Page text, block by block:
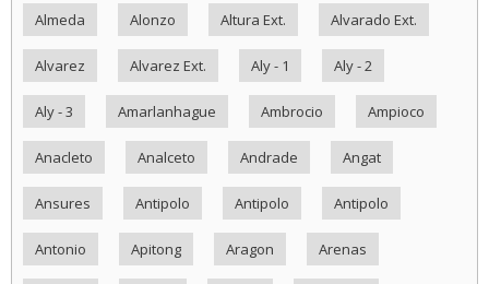
Almeda Alonzo Altura Ext. Alvarado Ext.
Alvarez Alvarez Ext. Aly - 1 Aly - 2
Aly - 3 Amarlanhague Ambrocio Ampioco
Anacleto Analceto Andrade Angat
Ansures Antipolo Antipolo Antipolo
Antonio Apitong Aragon Arenas